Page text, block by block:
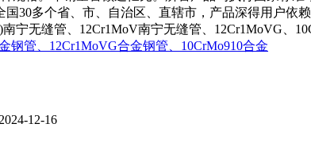
多个省、市、自治区、直辖市，产品深得用户依赖
宁无缝管、12Cr1MoV南宁无缝管、12Cr1MoVG、
钢管、12Cr1MoVG合金钢管、10CrMo910合金
2024-12-16